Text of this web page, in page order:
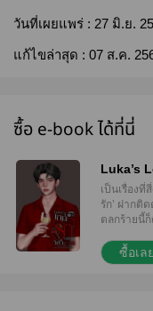
วันที่เผยแพร่ : 27 มิ.ย.
แก้ไขล่าสุด : 07 ส.ค.
ซื้อ e-book ได้ที่นี่
Luka’s
เป็นเรื่องที่
รัก’ ฝากติ
ตลกร้ายนี้
เธอ เพียงเ
พร้อม เมื่อ
ซื้อเลย